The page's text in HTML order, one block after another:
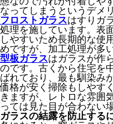
なってしまうというデメ
フロストガラスはすりガ
処理を施しています。表
しやすいため長期的な使
めですが、加工処理が多
型板ガラスはガラスが作
のです。古くから住宅を
ばれており、最も馴染み
価格が安く掃除もしやす
きますが、レトロな雰囲
っては見た目が合わない
ガラスの結露を防止する